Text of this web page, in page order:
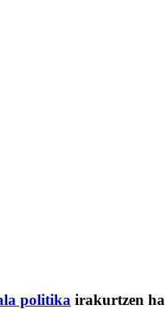
politika irakurtzen